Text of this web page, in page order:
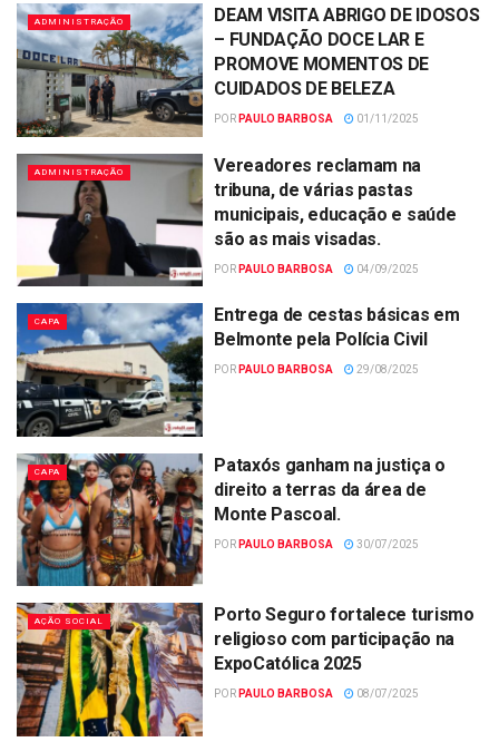
ADMINISTRAÇÃO
DEAM VISITA ABRIGO DE IDOSOS
– FUNDAÇÃO DOCE LAR E
PROMOVE MOMENTOS DE
CUIDADOS DE BELEZA
POR PAULO BARBOSA 01/11/2025
ADMINISTRAÇÃO
Vereadores reclamam na
tribuna, de várias pastas
municipais, educação e saúde
são as mais visadas.
POR PAULO BARBOSA 04/09/2025
CAPA
Entrega de cestas básicas em
Belmonte pela Polícia Civil
POR PAULO BARBOSA 29/08/2025
CAPA
Pataxós ganham na justiça o
direito a terras da área de
Monte Pascoal.
POR PAULO BARBOSA 30/07/2025
AÇÃO SOCIAL
Porto Seguro fortalece turismo
religioso com participação na
ExpoCatólica 2025
POR PAULO BARBOSA 08/07/2025